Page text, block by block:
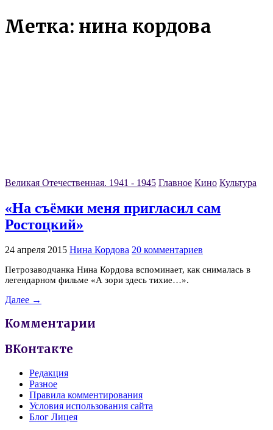
Метка: нина кордова
Великая Отечественная. 1941 - 1945 Главное Кино Культура
«На съёмки меня пригласил сам
Ростоцкий»
24 апреля 2015 Нина Кордова 20 комментариев
Петрозаводчанка Нина Кордова вспоминает, как снималась в
легендарном фильме «А зори здесь тихие…».
Далее →
Комментарии
ВКонтакте
Редакция
Разное
Правила комментирования
Условия использования сайта
Блог Лицея